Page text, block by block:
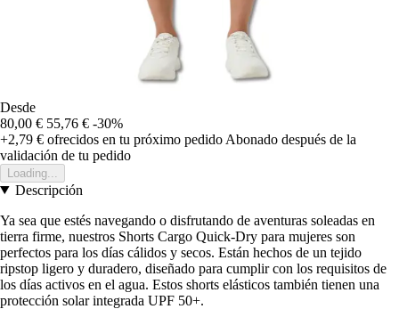
Desde
80,00 € 55,76 € -30%
+2,79 € ofrecidos en tu próximo pedido Abonado después de la
validación de tu pedido
Loading...
Descripción
Ya sea que estés navegando o disfrutando de aventuras soleadas en
tierra firme, nuestros Shorts Cargo Quick-Dry para mujeres son
perfectos para los días cálidos y secos. Están hechos de un tejido
ripstop ligero y duradero, diseñado para cumplir con los requisitos de
los días activos en el agua. Estos shorts elásticos también tienen una
protección solar integrada UPF 50+.